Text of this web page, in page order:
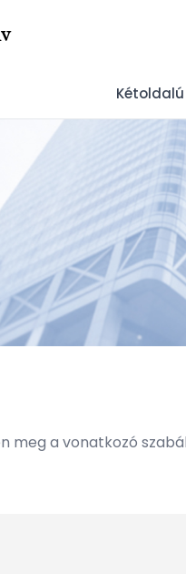
meg a vonatkozó